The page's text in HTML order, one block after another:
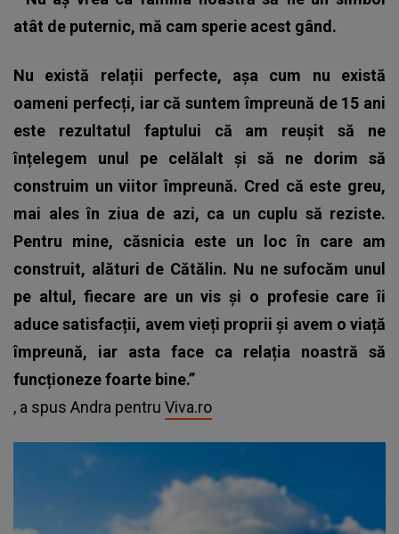
atât de puternic, mă cam sperie acest gând.
Nu există relații perfecte, așa cum nu există
oameni perfecți, iar că suntem împreună de 15 ani
este rezultatul faptului că am reușit să ne
înțelegem unul pe celălalt și să ne dorim să
construim un viitor împreună. Cred că este greu,
mai ales în ziua de azi, ca un cuplu să reziste.
Pentru mine, căsnicia este un loc în care am
construit, alături de Cătălin. Nu ne sufocăm unul
pe altul, fiecare are un vis și o profesie care îi
aduce satisfacții, avem vieți proprii și avem o viață
împreună, iar asta face ca relația noastră să
funcționeze foarte bine.”
, a spus Andra pentru Viva.ro